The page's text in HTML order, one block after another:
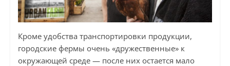
Кроме удобства транспортировки продукции,
городские фермы очень «дружественные» к
окружающей среде — после них остается мало